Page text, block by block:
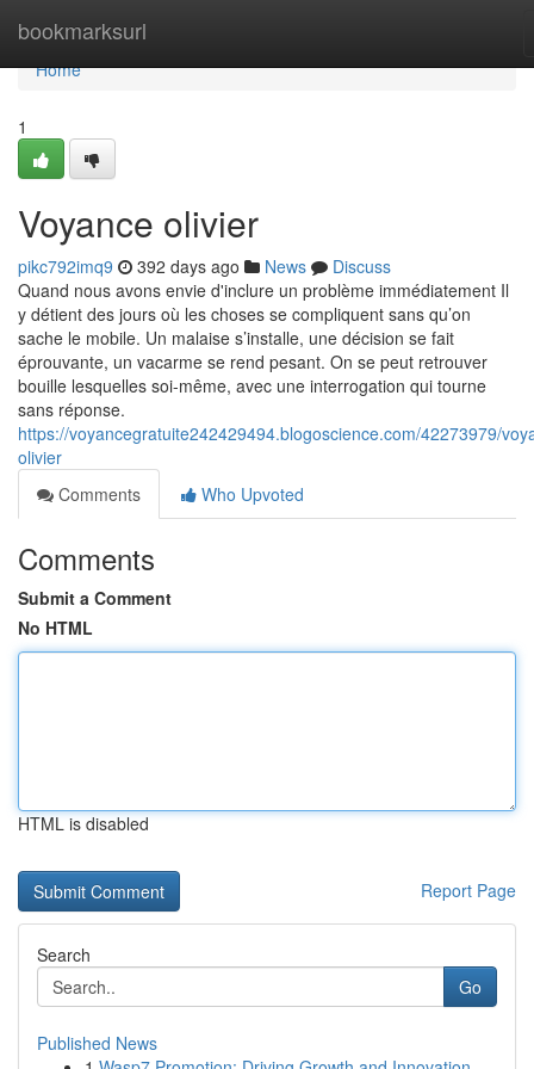
bookmarksurl
Home
Home
1
Voyance olivier
pikc792imq9 392 days ago News
Discuss
Quand nous avons envie d'inclure un problème immédiatement Il
y détient des jours où les choses se compliquent sans qu’on
sache le mobile. Un malaise s’installe, une décision se fait
éprouvante, un vacarme se rend pesant. On se peut retrouver
bouille lesquelles soi-même, avec une interrogation qui tourne
sans réponse.
https://voyancegratuite242429494.blogoscience.com/42273979/
olivier
Comments
Who Upvoted
Comments
Submit a Comment
No HTML
HTML is disabled
Report Page
Search
Go
Published News